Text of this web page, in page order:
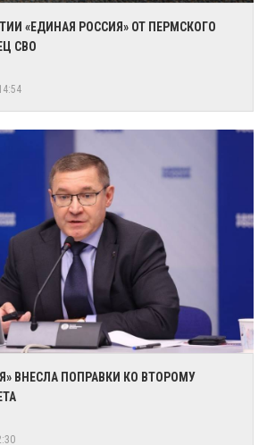
«ЕДИНАЯ РОССИЯ» ОТ ПЕРМСКОГО
СВО
ВНЕСЛА ПОПРАВКИ КО ВТОРОМУ